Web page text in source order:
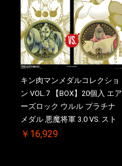
キン肉マンメダルコレクショ
ン VOL.7 【BOX】20個入 エア
ーズロック ウルル プラチナ
メダル 悪魔将軍 3.0 VS. スト
ロング・ザ・武道 初回シリア
￥16,929